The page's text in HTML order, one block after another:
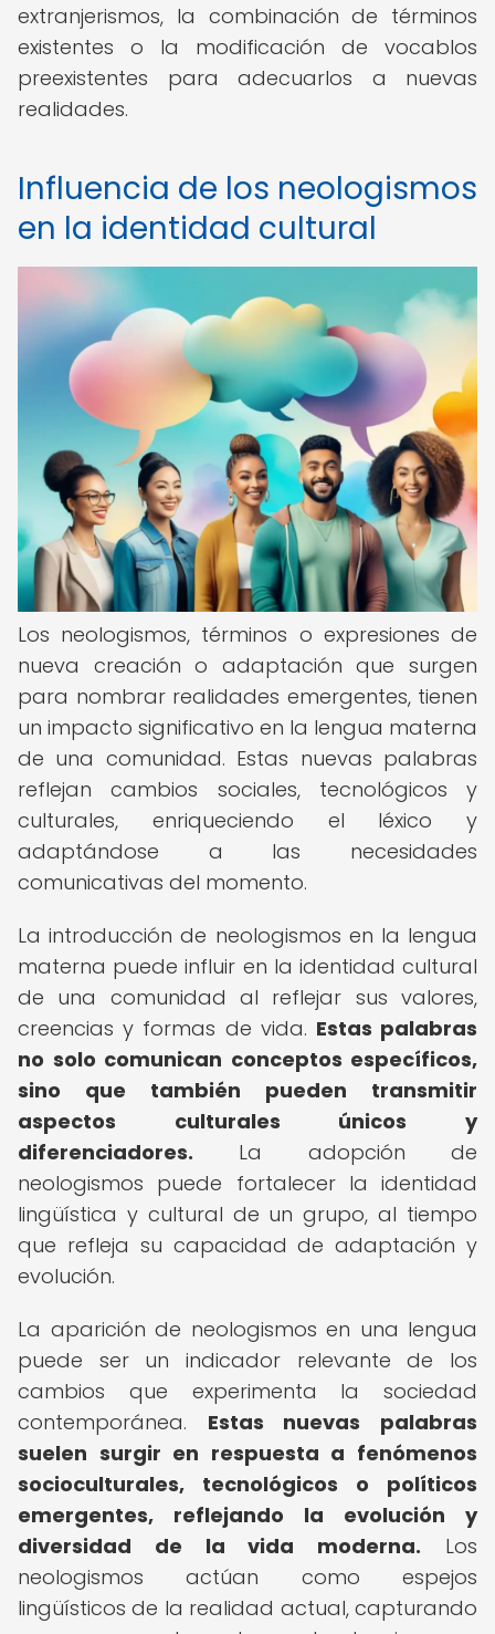
extranjerismos, la combinación de términos
existentes o la modificación de vocablos
preexistentes para adecuarlos a nuevas
realidades.
Influencia de los neologismos
en la identidad cultural
Los neologismos, términos o expresiones de
nueva creación o adaptación que surgen
para nombrar realidades emergentes, tienen
un impacto significativo en la lengua materna
de una comunidad. Estas nuevas palabras
reflejan cambios sociales, tecnológicos y
culturales, enriqueciendo el léxico y
adaptándose a las necesidades
comunicativas del momento.
La introducción de neologismos en la lengua
materna puede influir en la identidad cultural
de una comunidad al reflejar sus valores,
creencias y formas de vida. Estas palabras
no solo comunican conceptos específicos,
sino que también pueden transmitir
aspectos culturales únicos y
diferenciadores. La adopción de
neologismos puede fortalecer la identidad
lingüística y cultural de un grupo, al tiempo
que refleja su capacidad de adaptación y
evolución.
La aparición de neologismos en una lengua
puede ser un indicador relevante de los
cambios que experimenta la sociedad
contemporánea. Estas nuevas palabras
suelen surgir en respuesta a fenómenos
socioculturales, tecnológicos o políticos
emergentes, reflejando la evolución y
diversidad de la vida moderna. Los
neologismos actúan como espejos
lingüísticos de la realidad actual, capturando